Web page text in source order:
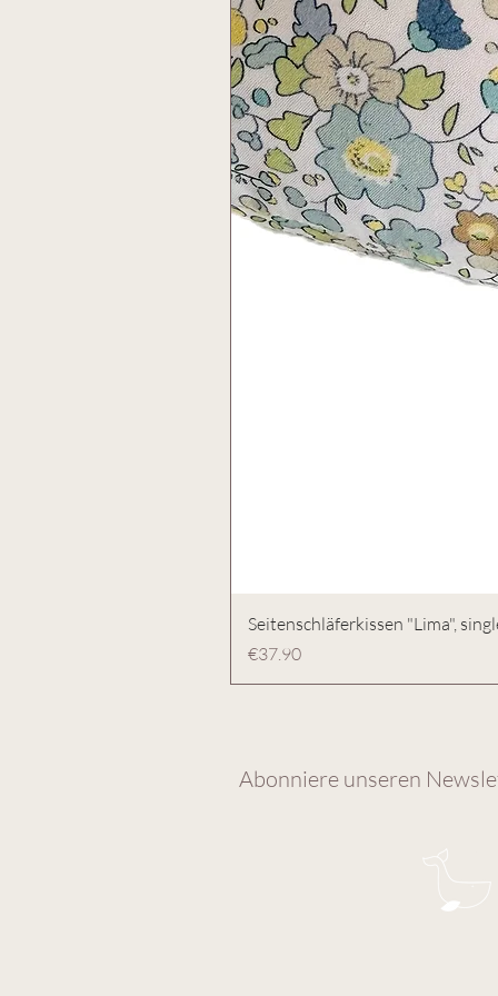
Seitenschläferkissen "Lima",
Preis
€37.90
Abonniere unseren